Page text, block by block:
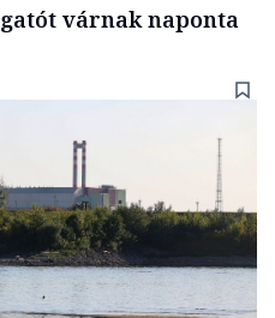
várnak naponta